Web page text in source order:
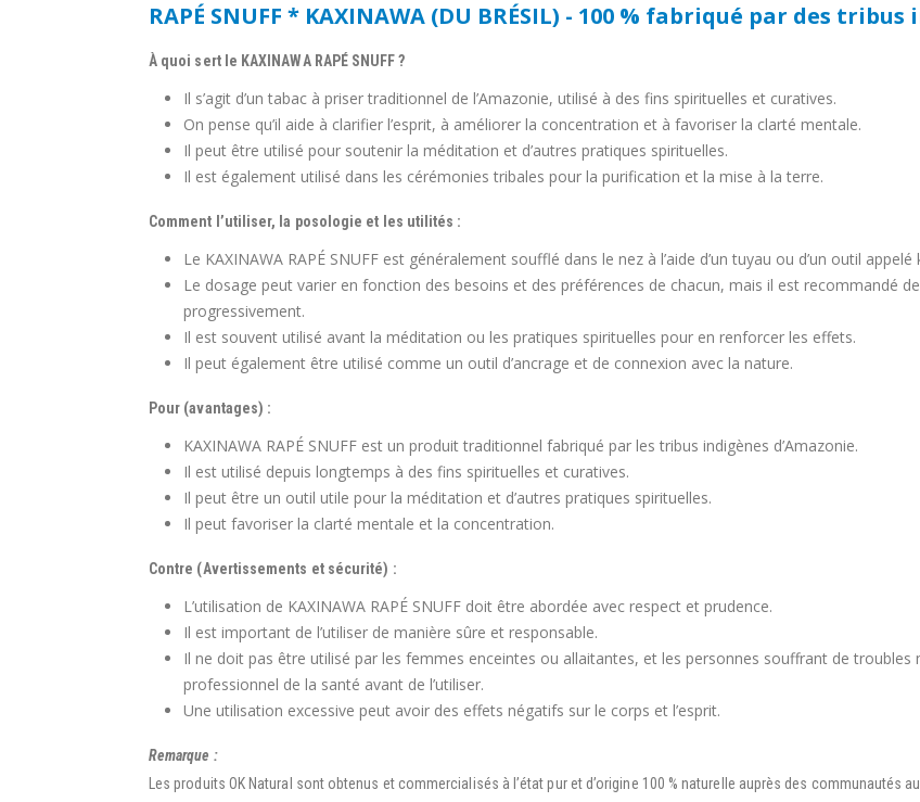
RAPÉ SNUFF * KAXINAWA (DU BRÉSIL) - 100 % fabriqué par des
À quoi sert le KAXINAWA RAPÉ SNUFF ?
Il s’agit d’un tabac à priser traditionnel de l’Amazonie, utilisé à des fins spirituelles et curatives.
On pense qu’il aide à clarifier l’esprit, à améliorer la concentration et à favoriser la clarté mentale.
Il peut être utilisé pour soutenir la méditation et d’autres pratiques spirituelles.
Il est également utilisé dans les cérémonies tribales pour la purification et la mise à la terre.
Comment l’utiliser, la posologie et les utilités :
Le KAXINAWA RAPÉ SNUFF est généralement soufflé dans le nez à l’aide d’un tuyau ou d’un outil appelé
Le dosage peut varier en fonction des besoins et des préférences de chacun, mais il est recommandé
progressivement.
Il est souvent utilisé avant la méditation ou les pratiques spirituelles pour en renforcer les effets.
Il peut également être utilisé comme un outil d’ancrage et de connexion avec la nature.
Pour (avantages) :
KAXINAWA RAPÉ SNUFF est un produit traditionnel fabriqué par les tribus indigènes d’Amazonie.
Il est utilisé depuis longtemps à des fins spirituelles et curatives.
Il peut être un outil utile pour la méditation et d’autres pratiques spirituelles.
Il peut favoriser la clarté mentale et la concentration.
Contre (Avertissements et sécurité) :
L’utilisation de KAXINAWA RAPÉ SNUFF doit être abordée avec respect et prudence.
Il est important de l’utiliser de manière sûre et responsable.
Il ne doit pas être utilisé par les femmes enceintes ou allaitantes, et les personnes souffrant de
professionnel de la santé avant de l’utiliser.
Une utilisation excessive peut avoir des effets négatifs sur le corps et l’esprit.
Remarque :
Les produits OK Natural sont obtenus et commercialisés à l’état pur et d’origine 100 % naturelle auprès des